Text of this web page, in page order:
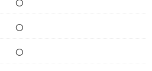
O
O